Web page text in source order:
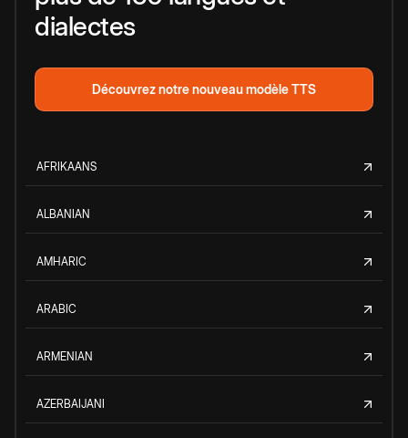
dialectes
Découvrez notre nouveau modèle TTS
AFRIKAANS
ALBANIAN
AMHARIC
ARABIC
ARMENIAN
AZERBAIJANI